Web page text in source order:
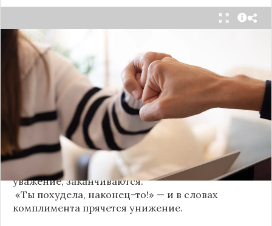
Мы часто думаем, что доверие рушится из-за
серьёзных предательств. Но на самом деле оно
трещит по швам гораздо раньше — в момент,
когда в разговоре звучит невинная на первый
взгляд фраза. Подробнее об этом рассказывает
«Этикет и психология общения» на Дзене.
«Да я никому не расскажу, правда». И через пару
дней вашу историю пересказывает другой
человек.
«Хватит ныть» — и разговор, а вместе с ним
уважение, заканчиваются.
«Ты похудела, наконец-то!» — и в словах
комплимента прячется унижение.